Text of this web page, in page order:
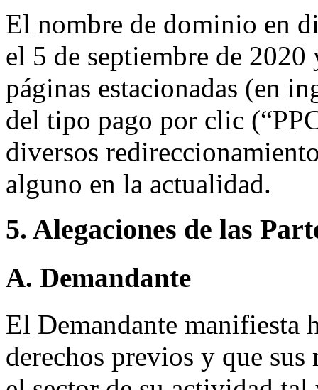
El nombre de dominio en
el 5 de septiembre de
páginas estacionadas (en
del tipo pago por clic
diversos
alguno en la actualidad.
5. Alegaciones de las
A. Demandante
El Demandante manifiesta
derechos previos y que